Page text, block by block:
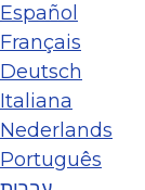
Español
Français
Deutsch
Italiana
Nederlands
Português